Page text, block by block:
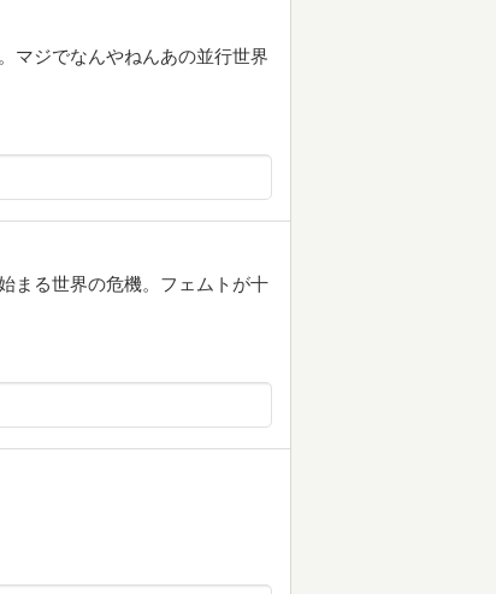
マジでなんやねんあの並行世界
まる世界の危機。フェムトが十